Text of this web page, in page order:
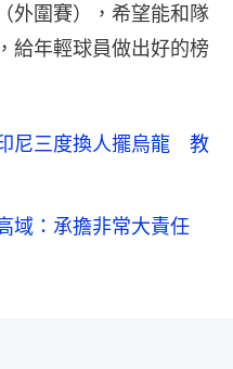
外圍賽），希望能和隊
給年輕球員做出好的榜
尼三度換人擺烏龍 教
域：承擔非常大責任